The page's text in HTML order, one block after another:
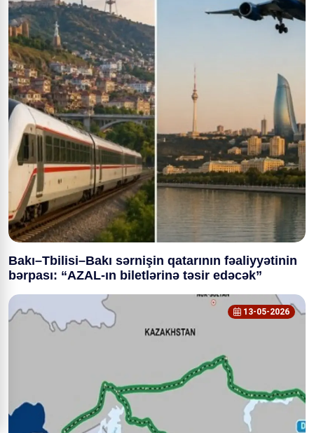
Bakı–Tbilisi–Bakı sərnişin qatarının fəaliyyətinin
bərpası: “AZAL-ın biletlərinə təsir edəcək”
13-05-2026